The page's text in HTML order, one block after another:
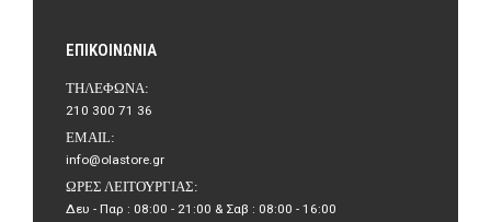
ΕΠΙΚΟΙΝΩΝΊΑ
ΤΗΛΈΦΩΝΑ:
210 300 71 36
EMAIL:
info@olastore.gr
ΏΡΕΣ ΛΕΙΤΟΥΡΓΊΑΣ:
Δευ - Παρ : 08:00 - 21:00 & Σαβ : 08:00 - 16:00